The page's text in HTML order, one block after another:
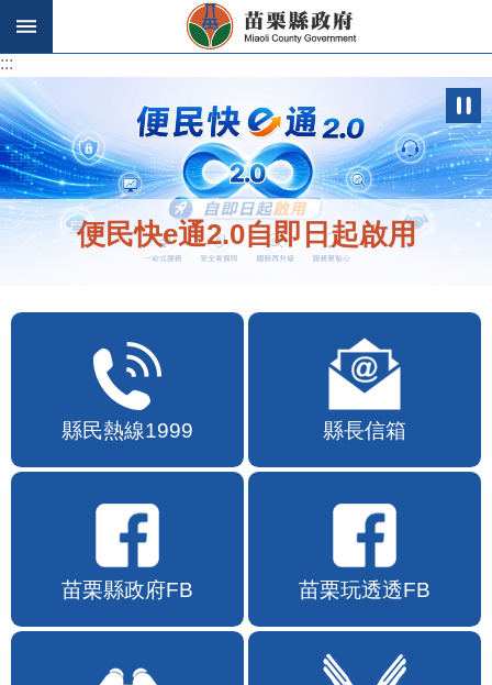
跳到主要內容區塊
:::
:::
便民快e通2.0自即日起啟用
縣民熱線1999 縣長信箱
苗栗縣政府FB 苗栗玩透透FB